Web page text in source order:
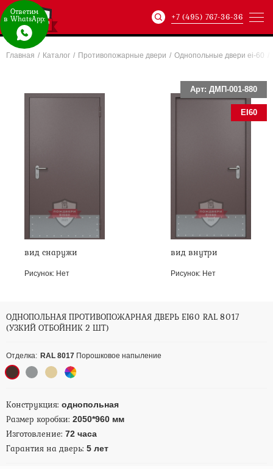
Артикул: ХХХ-xxx-
+7 (495) 767-36-36
Главная / Каталог / Противопожарные двери / Однопольные двери ei-60
Арт: ДМП-001-880
EI60
вид снаружи
Рисунок: Нет
вид внутри
Рисунок: Нет
ОДНОПОЛЬНАЯ ПРОТИВОПОЖАРНАЯ ДВЕРЬ EI60 RAL 8017
(УЗКИЙ ОТБОЙНИК 2 ШТ)
Отделка: RAL 8017 Порошковое напыление
Конструкция: однопольная
Размер коробки: 2050*960 мм
Изготовление: 72 часа
Гарантия на дверь: 5 лет
Ответим
в WhatsApp: